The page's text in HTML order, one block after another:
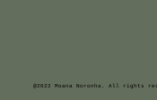
@2022 Moana Noronha. All rights